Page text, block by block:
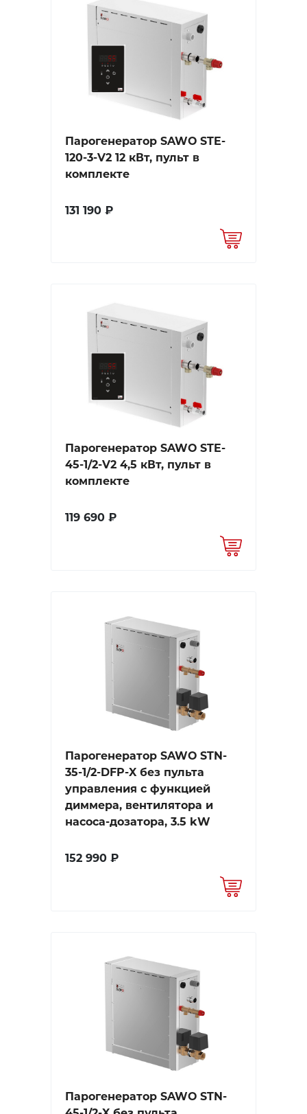
Парогенератор SAWO STE-
120-3-V2 12 кВт, пульт в
комплекте
131 190 ₽
Парогенератор SAWO STE-
45-1/2-V2 4,5 кВт, пульт в
комплекте
119 690 ₽
Парогенератор SAWO STN-
35-1/2-DFP-X без пульта
управления с функцией
диммера, вентилятора и
насоса-дозатора, 3.5 kW
152 990 ₽
Парогенератор SAWO STN-